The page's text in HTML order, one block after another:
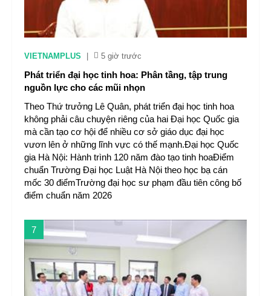
VIETNAMPLUS 5 giờ trước
Phát triển đại học tinh hoa: Phân tầng, tập trung
nguồn lực cho các mũi nhọn
Theo Thứ trưởng Lê Quân, phát triển đại học tinh hoa
không phải câu chuyện riêng của hai Đại học Quốc gia
mà cần tạo cơ hội để nhiều cơ sở giáo dục đại học
vươn lên ở những lĩnh vực có thế mạnh.Đại học Quốc
gia Hà Nội: Hành trình 120 năm đào tạo tinh hoaĐiểm
chuẩn Trường Đại học Luật Hà Nội theo học bạ cán
mốc 30 điểmTrường đại học sư phạm đầu tiên công bố
điểm chuẩn năm 2026
7